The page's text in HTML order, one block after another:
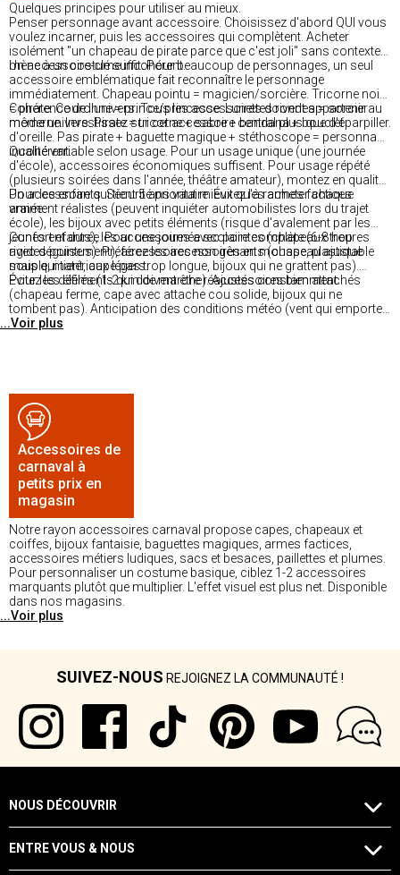
Quelques principes pour utiliser au mieux.
Penser personnage avant accessoire. Choisissez d'abord QUI vous
voulez incarner, puis les accessoires qui complètent. Acheter
isolément "un chapeau de pirate parce que c'est joli" sans contexte
mène à un costume incohérent.
Un accessoire-clé suffit. Pour beaucoup de personnages, un seul
accessoire emblématique fait reconnaître le personnage
immédiatement. Chapeau pointu = magicien/sorcière. Tricorne noir
= pirate. Couronne = prince/princesse. Lunettes rondes = sorcier
moderne. Investissez sur cet accessoire central plus que d'éparpiller.
Cohérence de l'univers. Tous les accessoires doivent appartenir au
même univers. Pirate = tricorne + sabre + bandana + bouclet
d'oreille. Pas pirate + baguette magique + stéthoscope = personnage
incohérent.
Qualité variable selon usage. Pour un usage unique (une journée
d'école), accessoires économiques suffisent. Pour usage répété
(plusieurs soirées dans l'année, théâtre amateur), montez en qualité.
Un accessoire qui tient 5 ans vaut mieux qu'à racheter chaque
année.
Pour les enfants. Sécurité prioritaire. Évitez les armes factices
vraiment réalistes (peuvent inquiéter automobilistes lors du trajet
école), les bijoux avec petits éléments (risque d'avalement par les
jeunes enfants), les accessoires avec pointes (chapeaux trop
rigides pointus). Préférez les accessoires en mousse, plastique
souple, matériaux légers.
Confort et durée. Pour une journée scolaire complète (6-8 heures
avec déguisement), accessoires non gênants (chapeau ajustable
mais qui tient, cape pas trop longue, bijoux qui ne grattent pas).
Évitez les éléments qui doivent être réajustés constamment.
Pour les défilés (1-2 km de marche). Accessoires bien attachés
(chapeau ferme, cape avec attache cou solide, bijoux qui ne
tombent pas). Anticipation des conditions météo (vent qui emporte
les capes, pluie possible).
...Voir plus
Accessoires de
carnaval à
petits prix en
magasin
Notre rayon accessoires carnaval propose capes, chapeaux et
coiffes, bijoux fantaisie, baguettes magiques, armes factices,
accessoires métiers ludiques, sacs et besaces, paillettes et plumes.
Pour personnaliser un costume basique, ciblez 1-2 accessoires
marquants plutôt que multiplier. L'effet visuel est plus net. Disponible
dans nos magasins.
...Voir plus
SUIVEZ-NOUS REJOIGNEZ LA COMMUNAUTÉ !
NOUS DÉCOUVRIR
ENTRE VOUS & NOUS